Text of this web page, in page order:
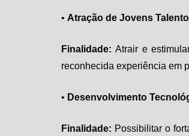
• Atração de Jovens
Finalidade:Atrair e
reconhecida experiência em
• Desenvolvimento
Finalidade: Possibilitar o